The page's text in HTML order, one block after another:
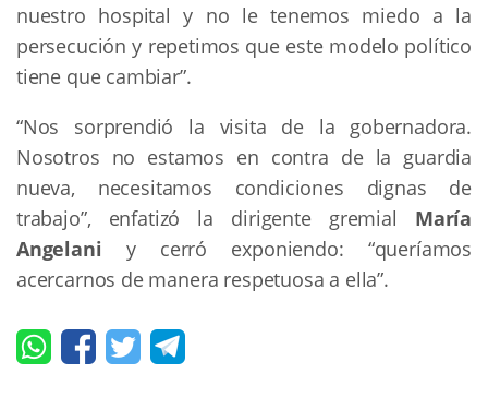
nuestro hospital y no le tenemos miedo a la
persecución y repetimos que este modelo político
tiene que cambiar”.
“Nos sorprendió la visita de la gobernadora.
Nosotros no estamos en contra de la guardia
nueva, necesitamos condiciones dignas de
trabajo”, enfatizó la dirigente gremial María
Angelani y cerró exponiendo: “queríamos
acercarnos de manera respetuosa a ella”.